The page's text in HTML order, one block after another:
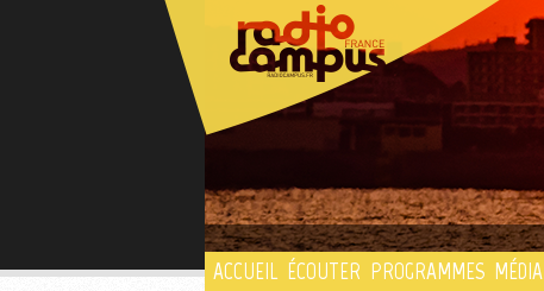
ACCUEIL ÉCOUTER PROGRAMMES MÉDIA